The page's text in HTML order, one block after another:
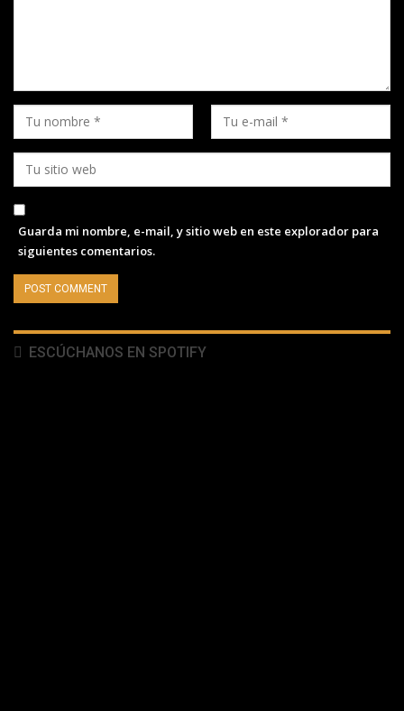
Guarda mi nombre, e-mail, y sitio web en este explorador para
siguientes comentarios.
ESCÚCHANOS EN SPOTIFY